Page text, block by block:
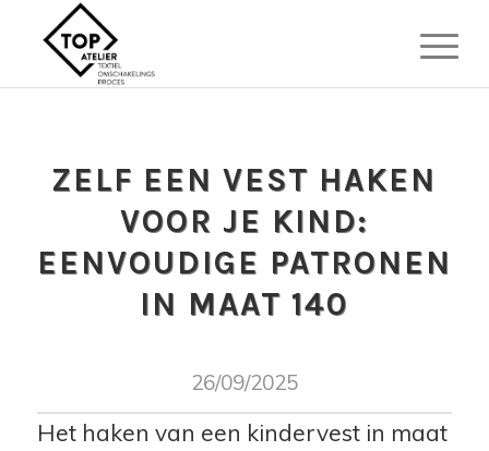
ZELF EEN VEST HAKEN
VOOR JE KIND:
EENVOUDIGE PATRONEN
IN MAAT 140
26/09/2025
Het haken van een kindervest in maat